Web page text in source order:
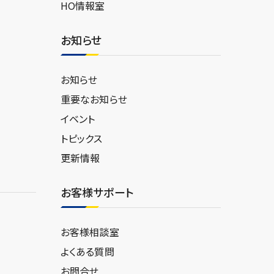
HO情報室
お知らせ
お知らせ
重要なお知らせ
イベント
トピックス
更新情報
お客様サポート
お客様相談室
よくある質問
お問合せ